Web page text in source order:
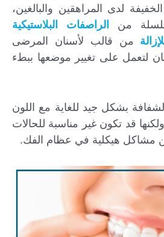
لدى المراهقين والبالغين،
من
الراصفات البلاستيكية
من قالب لأسنان المرضى
لتعمل على تغيير موضعها ببطء
بشكل جيد للغاية مع اللون
قد تكون غير مناسبة للحالات
عن مشاكل هيكلية في عظام الفك.